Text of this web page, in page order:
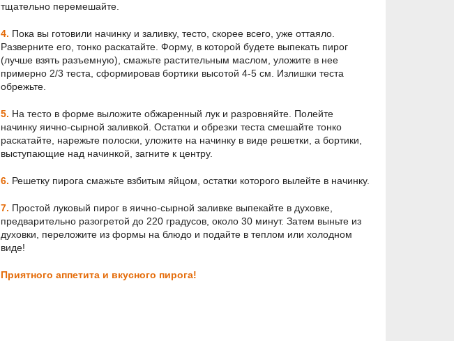
тщательно перемешайте.
4. Пока вы готовили начинку и заливку, тесто, скорее всего, уже оттаяло.
Разверните его, тонко раскатайте. Форму, в которой будете выпекать пирог
(лучше взять разъемную), смажьте растительным маслом, уложите в нее
примерно 2/3 теста, сформировав бортики высотой 4-5 см. Излишки теста
обрежьте.
5. На тесто в форме выложите обжаренный лук и разровняйте. Полейте
начинку яично-сырной заливкой. Остатки и обрезки теста смешайте тонко
раскатайте, нарежьте полоски, уложите на начинку в виде решетки, а бортики,
выступающие над начинкой, загните к центру.
6. Решетку пирога смажьте взбитым яйцом, остатки которого вылейте в начинку.
7. Простой луковый пирог в яично-сырной заливке выпекайте в духовке,
предварительно разогретой до 220 градусов, около 30 минут. Затем выньте из
духовки, переложите из формы на блюдо и подайте в теплом или холодном
виде!
Приятного аппетита и вкусного пирога!